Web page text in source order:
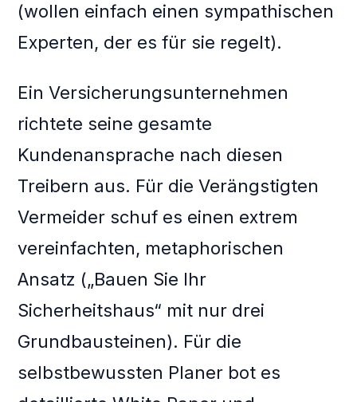
(wollen einfach einen sympathischen
Experten, der es für sie regelt).
Ein Versicherungsunternehmen
richtete seine gesamte
Kundenansprache nach diesen
Treibern aus. Für die Verängstigten
Vermeider schuf es einen extrem
vereinfachten, metaphorischen
Ansatz („Bauen Sie Ihr
Sicherheitshaus“ mit nur drei
Grundbausteinen). Für die
selbstbewussten Planer bot es